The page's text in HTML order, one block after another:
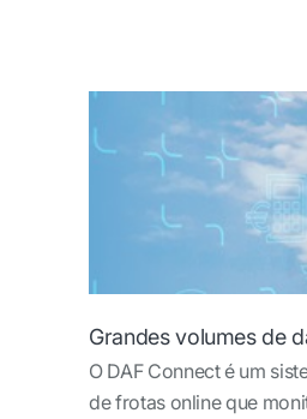
Grandes volumes de
O DAF Connect é um
de frotas online que